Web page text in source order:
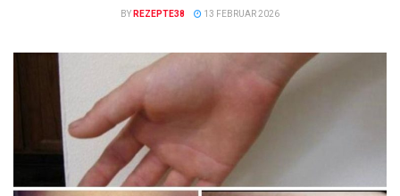
BY REZEPTE38 13 FEBRUAR 2026